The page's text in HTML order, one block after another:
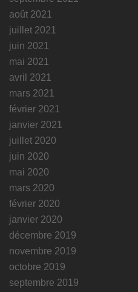
août 2021
juillet 2021
juin 2021
mai 2021
avril 2021
mars 2021
février 2021
janvier 2021
juillet 2020
juin 2020
mai 2020
mars 2020
février 2020
janvier 2020
décembre 2019
novembre 2019
octobre 2019
septembre 2019